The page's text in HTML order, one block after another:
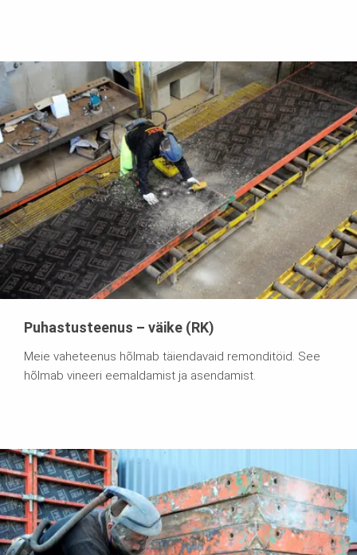
Puhastusteenus – väike (RK)
Meie vaheteenus hõlmab täiendavaid remonditöid. See
hõlmab vineeri eemaldamist ja asendamist.